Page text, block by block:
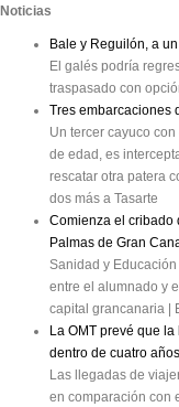
Noticias
Bale y Reguilón, a
El galés podría
traspasado con
Tres embarcaciones
Un tercer cayuco
de edad, es
rescatar otra patera
dos más a Tasarte
Comienza el cribado
Palmas de Gran
Sanidad y
entre el alumnado y
capital grancanaria |
La OMT prevé que
dentro de cuatro años
Las llegadas de
en comparación con